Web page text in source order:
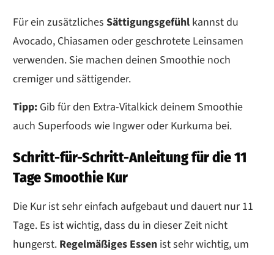
Für ein zusätzliches Sättigungsgefühl kannst du
Avocado, Chiasamen oder geschrotete Leinsamen
verwenden. Sie machen deinen Smoothie noch
cremiger und sättigender.
Tipp: Gib für den Extra-Vitalkick deinem Smoothie
auch Superfoods wie Ingwer oder Kurkuma bei.
Schritt-für-Schritt-Anleitung für die 11
Tage Smoothie Kur
Die Kur ist sehr einfach aufgebaut und dauert nur 11
Tage. Es ist wichtig, dass du in dieser Zeit nicht
hungerst. Regelmäßiges Essen ist sehr wichtig, um